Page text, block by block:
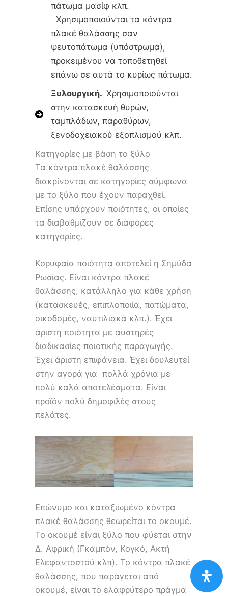
πάτωμα μασίφ κλπ.
Χρησιμοποιούνται τα κόντρα
πλακέ θαλάσσης σαν
ψευτοπάτωμα (υπόστρωμα),
προκειμένου να τοποθετηθεί
επάνω σε αυτά το κυρίως πάτωμα.
Ξυλουργική. Χρησιμοποιούνται
στην κατασκευή θυρών,
ταμπλάδων, παραθύρων,
ξενοδοχειακού εξοπλισμού κλπ.
Κατηγορίες με βάση το ξύλο
Τα κόντρα πλακέ θαλάσσης
διακρίνονται σε κατηγορίες σύμφωνα
με το ξύλο που έχουν παραχθεί.
Επίσης υπάρχουν ποιότητες, οι οποίες
τα διαβαθμίζουν σε διάφορες
κατηγορίες.
Κορυφαία ποιότητα αποτελεί η Σημύδα
Ρωσίας. Είναι κόντρα πλακέ
θαλάσσης, κατάλληλο για κάθε χρήση
(κατασκευές, επιπλοποιία, πατώματα,
οικοδομές, ναυτιλιακά κλπ.). Έχει
άριστη ποιότητα με αυστηρές
διαδικασίες ποιοτικής παραγωγής.
Έχει άριστη επιφάνεια. Έχει δουλευτεί
στην αγορά για πολλά χρόνια με
πολύ καλά αποτελέσματα. Είναι
προϊόν πολύ δημοφιλές στους
πελάτες.
Επώνυμο και καταξιωμένο κόντρα
πλακέ θαλάσσης θεωρείται το οκουμέ.
Το οκουμέ είναι ξύλο που φύεται στην
Δ. Αφρική (Γκαμπόν, Κογκό, Ακτή
Ελεφαντοστού κλπ). Το κόντρα πλακέ
θαλάσσης, που παράγεται από
οκουμέ, είναι το ελαφρύτερο πράγμα